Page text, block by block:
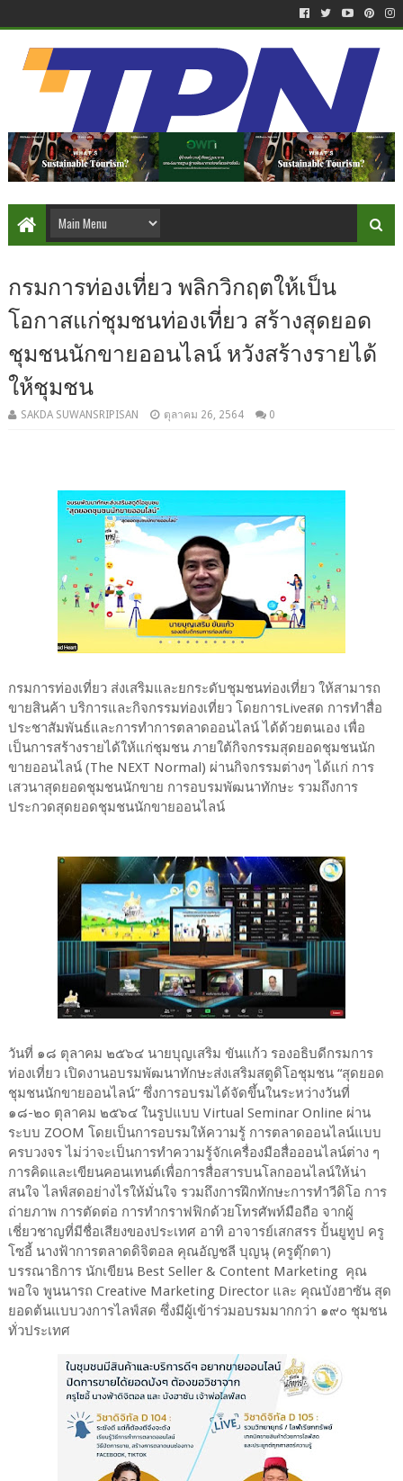
กรมการท่องเที่ยว พลิกวิกฤตให้เป็น
โอกาสแก่ชุมชนท่องเที่ยว สร้างสุดยอด
ชุมชนนักขายออนไลน์ หวังสร้างรายได้
ให้ชุมชน
SAKDA SUWANSRIPISAN ตุลาคม 26, 2564 0
กรมการท่องเที่ยว ส่งเสริมและยกระดับชุมชนท่องเที่ยว ให้สามารถ
ขายสินค้า บริการและกิจกรรมท่องเที่ยว โดยการLiveสด การทำสื่อ
ประชาสัมพันธ์และการทำการตลาดออนไลน์ ได้ด้วยตนเอง เพื่อ
เป็นการสร้างรายได้ให้แก่ชุมชน ภายใต้กิจกรรมสุดยอดชุมชนนัก
ขายออนไลน์ (The NEXT Normal) ผ่านกิจกรรมต่างๆ ได้แก่ การ
เสวนาสุดยอดชุมชนนักขาย การอบรมพัฒนาทักษะ รวมถึงการ
ประกวดสุดยอดชุมชนนักขายออนไลน์
วันที่ ๑๘ ตุลาคม ๒๕๖๔ นายบุญเสริม ขันแก้ว รองอธิบดีกรมการ
ท่องเที่ยว เปิดงานอบรมพัฒนาทักษะส่งเสริมสตูดิโอชุมชน “สุดยอด
ชุมชนนักขายออนไลน์” ซึ่งการอบรมได้จัดขึ้นในระหว่างวันที่
๑๘-๒๐ ตุลาคม ๒๕๖๔ ในรูปแบบ Virtual Seminar Online ผ่าน
ระบบ ZOOM โดยเป็นการอบรมให้ความรู้ การตลาดออนไลน์แบบ
ครบวงจร ไม่ว่าจะเป็นการทำความรู้จักเครื่องมือสื่อออนไลน์ต่าง ๆ
การคิดและเขียนคอนเทนต์เพื่อการสื่อสารบนโลกออนไลน์ให้น่า
สนใจ ไลฟ์สดอย่างไรให้มั่นใจ รวมถึงการฝึกทักษะการทำวีดิโอ การ
ถ่ายภาพ การตัดต่อ การทำกราฟฟิกด้วยโทรศัพท์มือถือ จากผู้
เชี่ยวชาญที่มีชื่อเสียงของประเทศ อาทิ อาจารย์เสกสรร ปั้นยูทูป ครู
โซอี้ นางฟ้าการตลาดดิจิตอล คุณอัญชลี บุญนุ (ครูตุ๊กตา)
บรรณาธิการ นักเขียน Best Seller & Content Marketing คุณ
พอใจ พูนนารถ Creative Marketing Director และ คุณบังฮาซัน สุด
ยอดต้นแบบวงการไลฟ์สด ซึ่งมีผู้เข้าร่วมอบรมมากกว่า ๑๙๐ ชุมชน
ทั่วประเทศ